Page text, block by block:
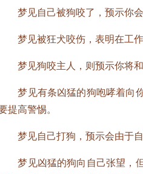
梦见自己被狗咬了，预示你会
梦见被狂犬咬伤，表明在工作
梦见狗咬主人，则预示你将和
梦见有条凶猛的狗咆哮着向你
提高警惕。
梦见自己打狗，预示会由于自
梦见凶猛的狗向自己张望，但